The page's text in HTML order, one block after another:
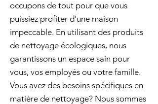
occupons de tout pour que vous
puissiez profiter d'une maison
impeccable. En utilisant des produits
de nettoyage écologiques, nous
garantissons un espace sain pour
vous, vos employés ou votre famille.
Vous avez des besoins spécifiques en
matière de nettoyage? Nous sommes